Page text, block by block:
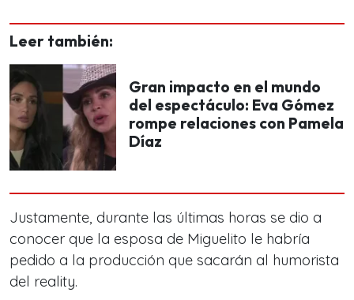
Leer también:
Gran impacto en el mundo
del espectáculo: Eva Gómez
rompe relaciones con Pamela
Díaz
Justamente, durante las últimas horas se dio a
conocer que la esposa de Miguelito le habría
pedido a la producción que sacarán al humorista
del reality.